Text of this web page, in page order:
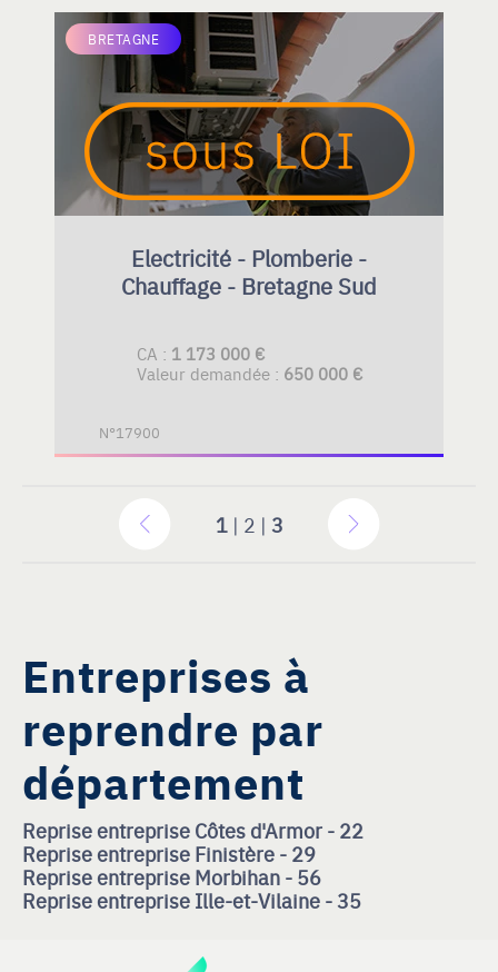
BRETAGNE
Electricité - Plomberie -
Chauffage - Bretagne Sud
CA : 1 173 000 €
Valeur demandée : 650 000 €
N°17900
1| 2 | 3
Entreprises à
reprendre par
département
Reprise entreprise Côtes d'Armor - 22
Reprise entreprise Finistère - 29
Reprise entreprise Morbihan - 56
Reprise entreprise Ille-et-Vilaine - 35